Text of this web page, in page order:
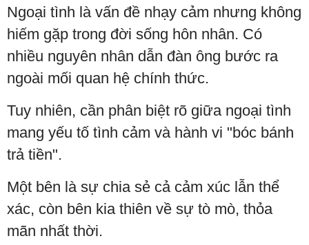
Ngoại tình là vấn đề nhạy cảm nhưng không
hiếm gặp trong đời sống hôn nhân. Có
nhiều nguyên nhân dẫn đàn ông bước ra
ngoài mối quan hệ chính thức.
Tuy nhiên, cần phân biệt rõ giữa ngoại tình
mang yếu tố tình cảm và hành vi "bóc bánh
trả tiền".
Một bên là sự chia sẻ cả cảm xúc lẫn thể
xác, còn bên kia thiên về sự tò mò, thỏa
mãn nhất thời.